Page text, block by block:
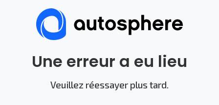
Une erreur a eu lieu
Veuillez réessayer plus tard.